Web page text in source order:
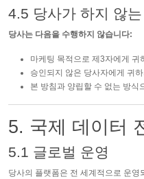
4.5 당사가 하지 않는
당사는 다음을 수행하지 않습니다:
마케팅 목적으로 제3자에게 귀
승인되지 않은 당사자에게 귀
본 방침과 양립할 수 없는 방식
5. 국제 데이터
5.1 글로벌 운영
당사의 플랫폼은 전 세계적으로 운